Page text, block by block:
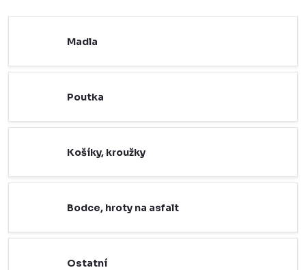
Madla
Poutka
Košíky, kroužky
Bodce, hroty na asfalt
Ostatní